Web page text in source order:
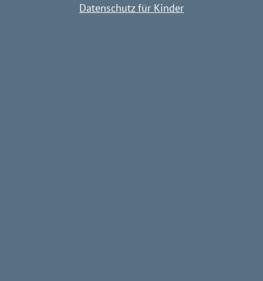
Datenschutz für Kinder